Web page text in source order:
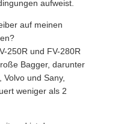
aufweist.
auf meinen
250R und FV-280R
Bagger, darunter
und Sany,
weniger als 2